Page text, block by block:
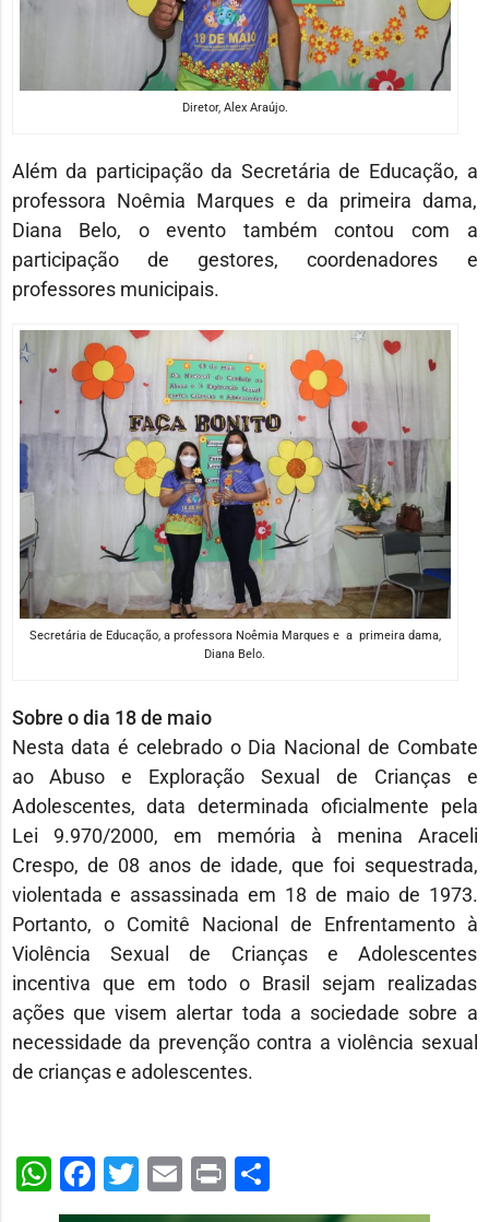
Diretor, Alex Araújo.
Além da participação da Secretária de Educação, a
professora Noêmia Marques e da primeira dama,
Diana Belo, o evento também contou com a
participação de gestores, coordenadores e
professores municipais.
Secretária de Educação, a professora Noêmia Marques e a primeira dama,
Diana Belo.
Sobre o dia 18 de maio
Nesta data é celebrado o Dia Nacional de Combate
ao Abuso e Exploração Sexual de Crianças e
Adolescentes, data determinada oficialmente pela
Lei 9.970/2000, em memória à menina Araceli
Crespo, de 08 anos de idade, que foi sequestrada,
violentada e assassinada em 18 de maio de 1973.
Portanto, o Comitê Nacional de Enfrentamento à
Violência Sexual de Crianças e Adolescentes
incentiva que em todo o Brasil sejam realizadas
ações que visem alertar toda a sociedade sobre a
necessidade da prevenção contra a violência sexual
de crianças e adolescentes.
WhatsApp
Facebook
Twitter
Email
PrintShare